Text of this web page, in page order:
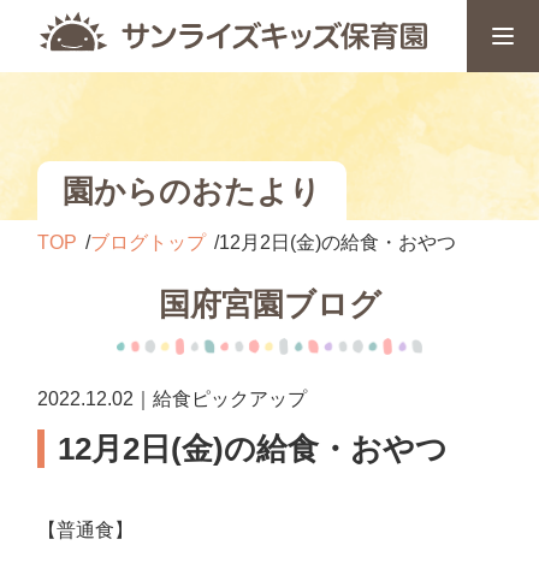
園からのおたより
TOP ブログトップ 12月2日(金)の給食・おやつ
国府宮園ブログ
2022.12.02｜給食ピックアップ
12月2日(金)の給食・おやつ
【普通食】